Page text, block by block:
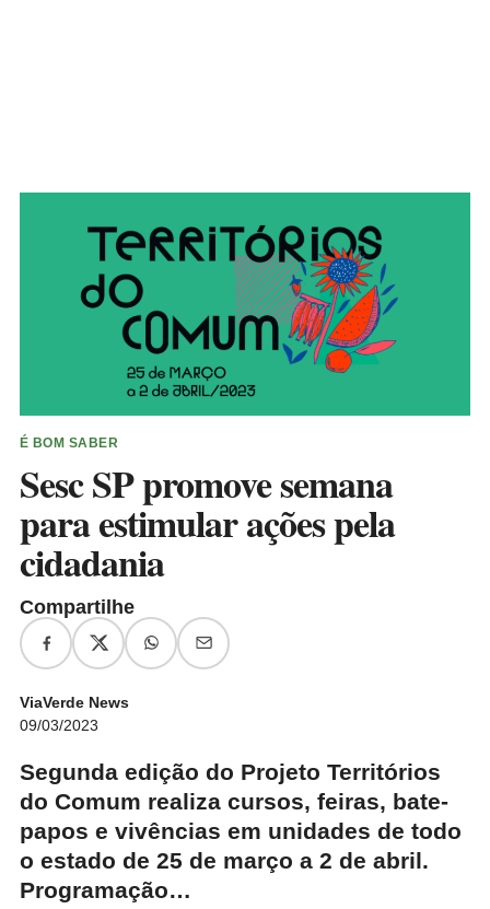
É BOM SABER
Sesc SP promove semana
para estimular ações pela
cidadania
Compartilhe
ViaVerde News
09/03/2023
Segunda edição do Projeto Territórios
do Comum realiza cursos, feiras, bate-
papos e vivências em unidades de todo
o estado de 25 de março a 2 de abril.
Programação…